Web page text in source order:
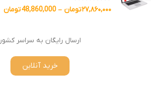
۲۷,۸۶۰,۰۰۰تومان –
48,860,000تومان
ارسال رایگان به سراسر کشور
خرید آنلاین